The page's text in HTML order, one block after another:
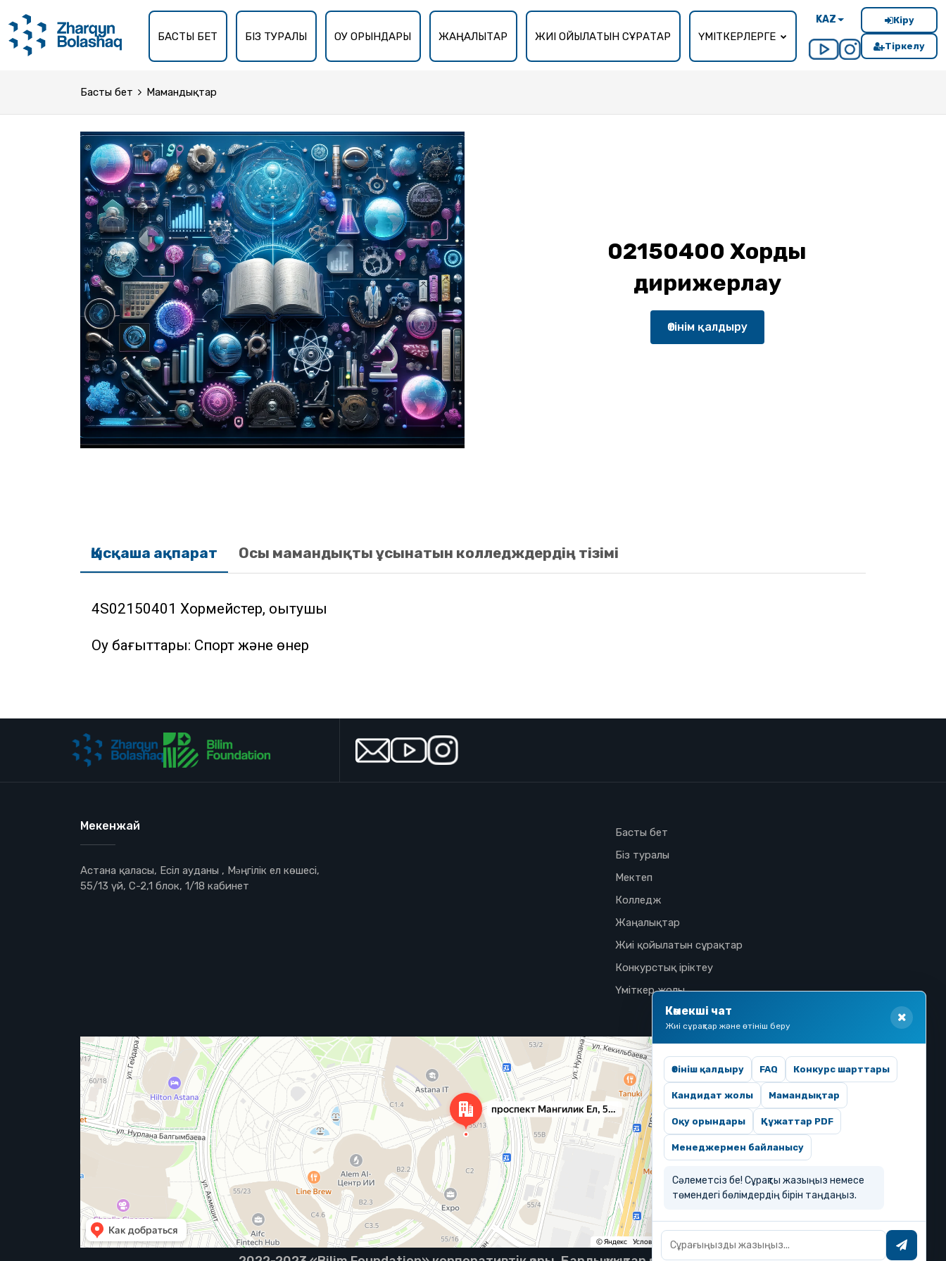
KAZ Кіру
Тіркелу
БАСТЫ БЕТ БІЗ ТУРАЛЫ ОҚУ ОРЫНДАРЫ ЖАҢАЛЫҚТАР ЖИІ ҚОЙЫЛАТЫН СҰРАҚТАР ҮМІТКЕРЛЕРГЕ
Басты бет Мамандықтар
02150400 Хорды
дирижерлау
Өтінім қалдыру
Қысқаша ақпарат Осы мамандықты ұсынатын колледждердің тізімі
4S02150401 Хормейстер, оқытушы
Оқу бағыттары: Спорт және өнер
Мекенжай
Астана қаласы, Есіл ауданы , Мəңгілік ел көшесі,
55/13 үй, С-2,1 блок, 1/18 кабинет
Басты бет
Біз туралы
Мектеп
Колледж
Жаңалықтар
Жиі қойылатын сұрақтар
Конкурстық іріктеу
Үміткер жолы
Көмекші чат
Жиі сұрақтар және өтініш беру
Өтініш қалдыру FAQ Конкурс шарттары
Кандидат жолы Мамандықтар
Оқу орындары Құжаттар PDF
Менеджермен байланысу
Сәлеметсіз бе! Сұрақты жазыңыз немесе
төмендегі бөлімдердің бірін таңдаңыз.